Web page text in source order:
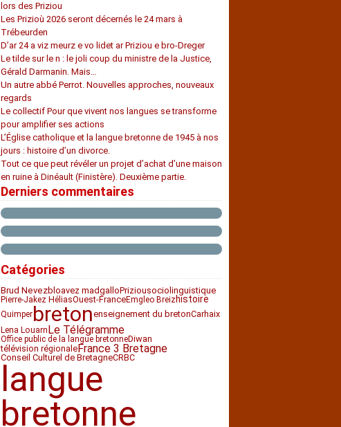
lors des Priziou
Les Prizioù 2026 seront décernés le 24 mars à
Trébeurden
D’ar 24 a viz meurz e vo lidet ar Priziou e bro-Dreger
Le tilde sur le n : le joli coup du ministre de la Justice,
Gérald Darmanin. Mais…
Un autre abbé Perrot. Nouvelles approches, nouveaux
regards
Le collectif Pour que vivent nos langues se transforme
pour amplifier ses actions
L’Église catholique et la langue bretonne de 1945 à nos
jours : histoire d’un divorce.
Tout ce que peut révéler un projet d’achat d’une maison
en ruine à Dinéault (Finistère). Deuxième partie.
Derniers commentaires
Catégories
Brud Nevezbloavez madgalloPriziousociolinguistique
Pierre-Jakez HéliasOuest-FranceEmgleo Breiz histoire
Quimperbretonenseignement du bretonCarhaix
Lena LouarnLe Télégramme
Office public de la langue bretonneDiwan
télévision régionaleFrance 3 Bretagne
Conseil Culturel de BretagneCRBC
langue
bretonne